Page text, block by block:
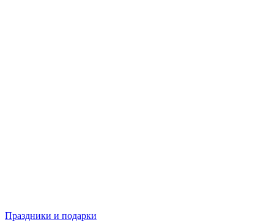
Праздники и подарки